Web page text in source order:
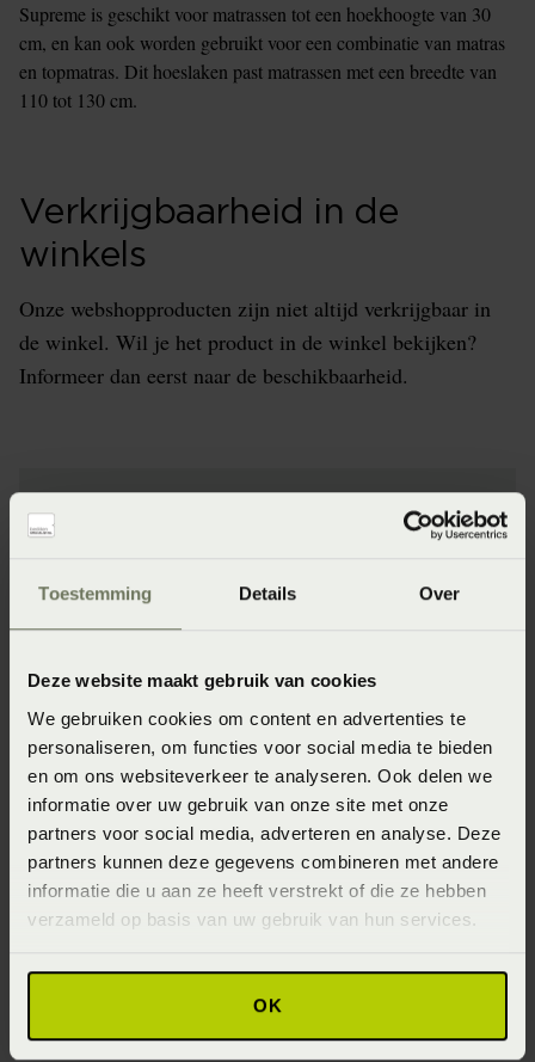
Toestemming Details Over
Deze website maakt gebruik van cookies
We gebruiken cookies om content en advertenties te
personaliseren, om functies voor social media te bieden
en om ons websiteverkeer te analyseren. Ook delen we
informatie over uw gebruik van onze site met onze
partners voor social media, adverteren en analyse. Deze
partners kunnen deze gegevens combineren met andere
informatie die u aan ze heeft verstrekt of die ze hebben
verzameld op basis van uw gebruik van hun services.
OK
Supreme is geschikt voor matrassen tot een hoekhoogte van 30
cm, en kan ook worden gebruikt voor een combinatie van matras
en topmatras. Dit hoeslaken past matrassen met een breedte van
110 tot 130 cm.
Verkrijgbaarheid in de
winkels
Onze webshopproducten zijn niet altijd verkrijgbaar in
de winkel. Wil je het product in de winkel bekijken?
Informeer dan eerst naar de beschikbaarheid.
Specificaties
8718471407953
Wasvoorschrift: wassen op 40°C of 60°C
Afmeting
2-persoons 110-130 x 200-220 (110-130 x 200-220 cm)
Materiaal
95% katoen 5% Lycra ® (Katoen)
Seizoen
Never Out of Stock (Vaste collectie)